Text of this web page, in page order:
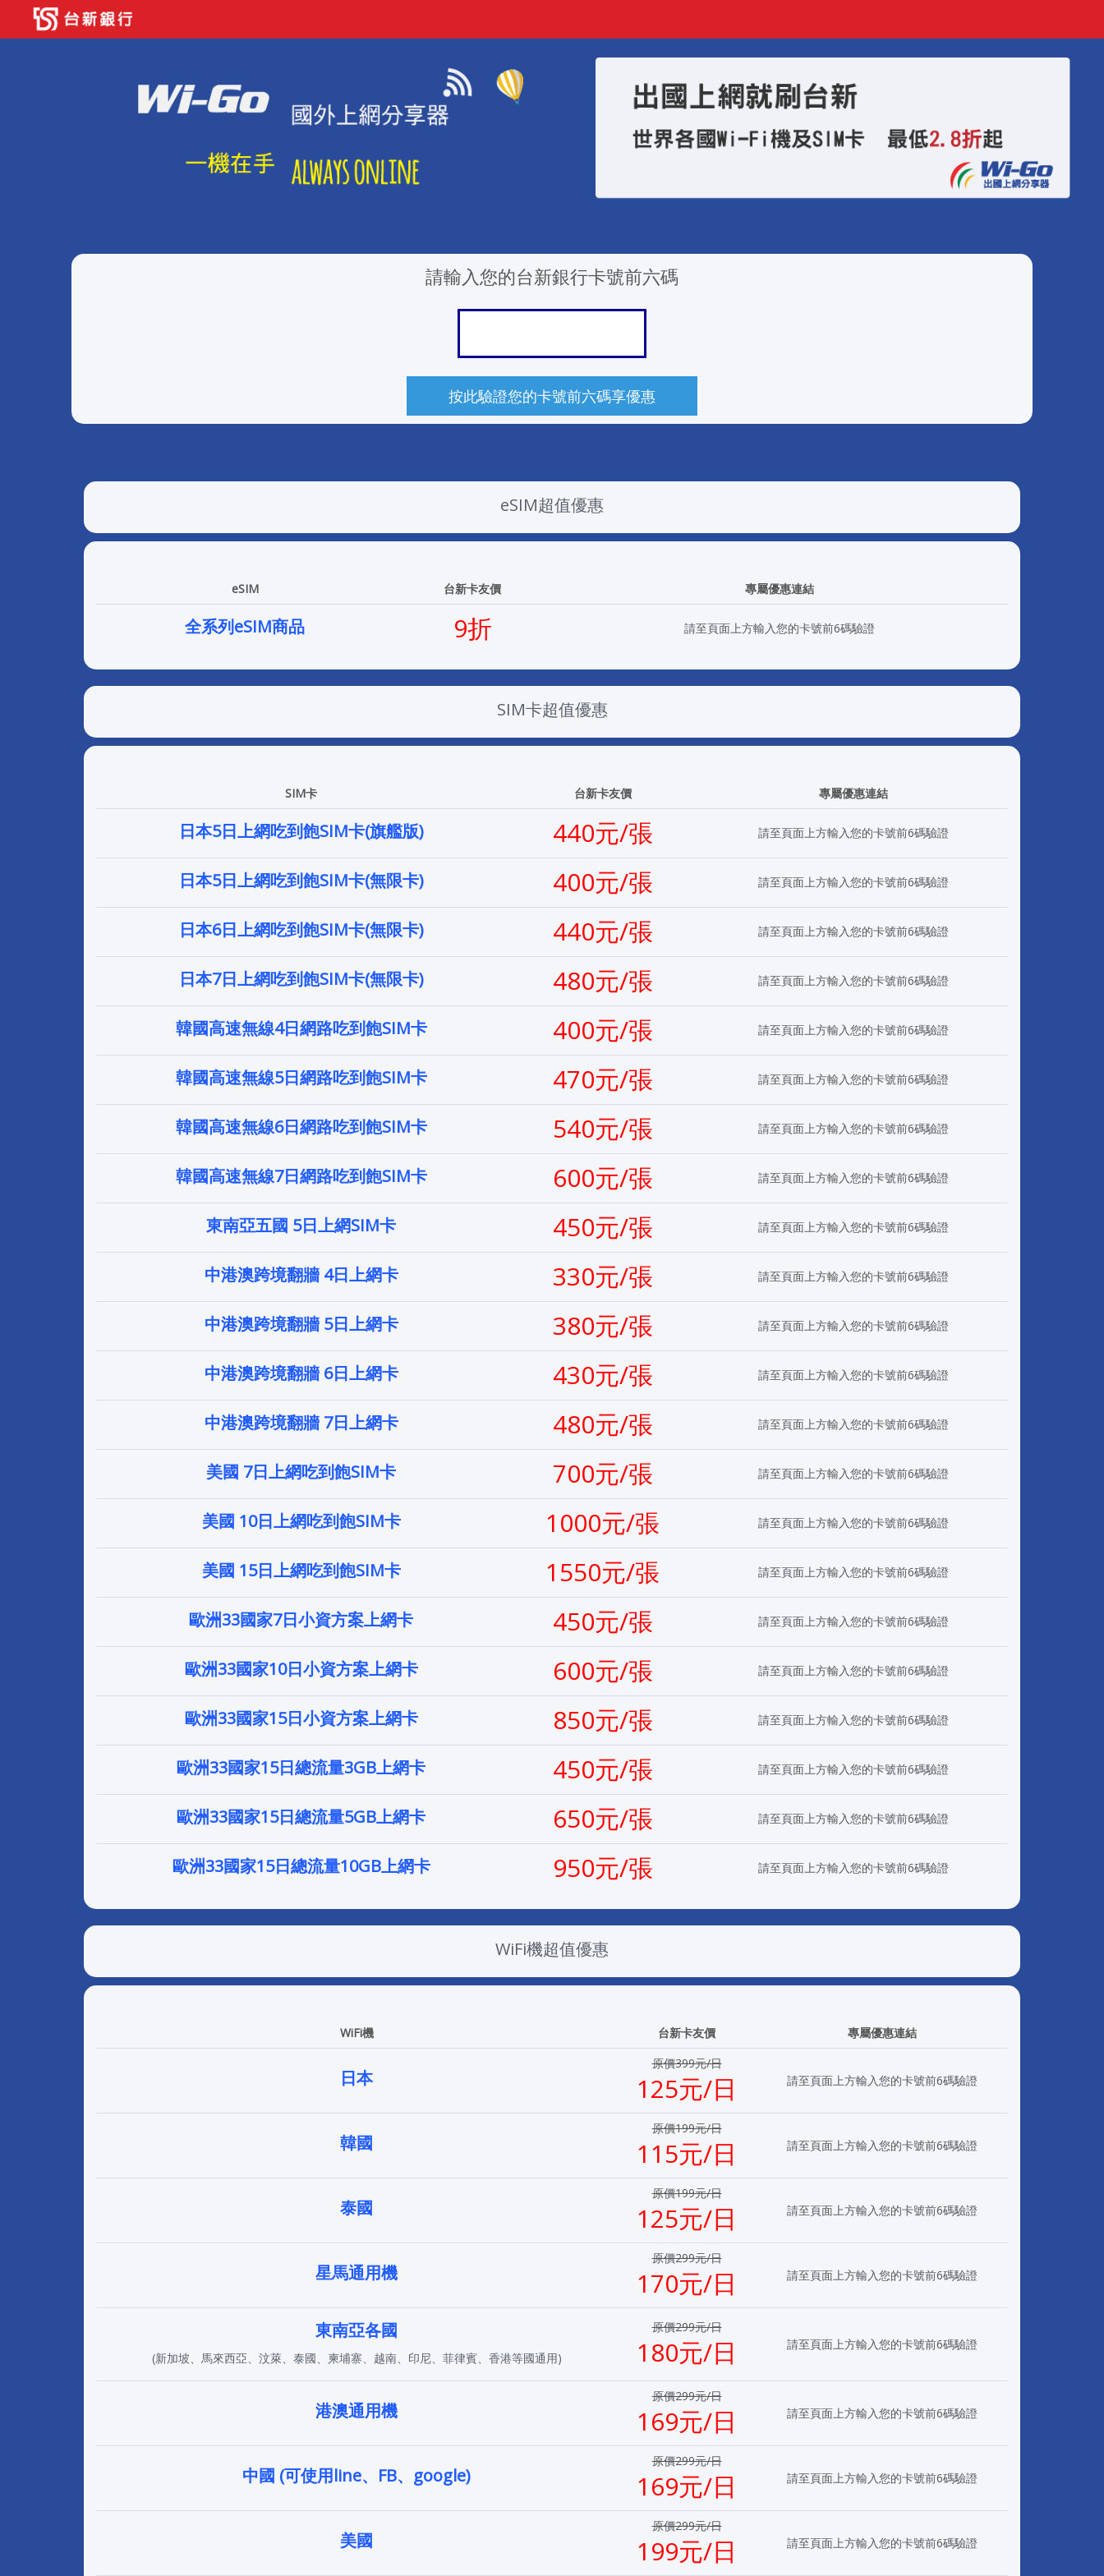
請輸入您的台新銀行卡號前六碼
按此驗證您的卡號前六碼享優惠
eSIM超值優惠
eSIM 台新卡友價 專屬優惠連結
全系列eSIM商品 9折 請至頁面上方輸入您的卡號前6碼驗證
SIM卡超值優惠
SIM卡 台新卡友價 專屬優惠連結
日本5日上網吃到飽SIM卡(旗艦版) 440元/張 請至頁面上方輸入您的卡號前6碼驗證
日本5日上網吃到飽SIM卡(無限卡) 400元/張 請至頁面上方輸入您的卡號前6碼驗證
日本6日上網吃到飽SIM卡(無限卡) 440元/張 請至頁面上方輸入您的卡號前6碼驗證
日本7日上網吃到飽SIM卡(無限卡) 480元/張 請至頁面上方輸入您的卡號前6碼驗證
韓國高速無線4日網路吃到飽SIM卡 400元/張 請至頁面上方輸入您的卡號前6碼驗證
韓國高速無線5日網路吃到飽SIM卡 470元/張 請至頁面上方輸入您的卡號前6碼驗證
韓國高速無線6日網路吃到飽SIM卡 540元/張 請至頁面上方輸入您的卡號前6碼驗證
韓國高速無線7日網路吃到飽SIM卡 600元/張 請至頁面上方輸入您的卡號前6碼驗證
東南亞五國 5日上網SIM卡 450元/張 請至頁面上方輸入您的卡號前6碼驗證
中港澳跨境翻牆 4日上網卡 330元/張 請至頁面上方輸入您的卡號前6碼驗證
中港澳跨境翻牆 5日上網卡 380元/張 請至頁面上方輸入您的卡號前6碼驗證
中港澳跨境翻牆 6日上網卡 430元/張 請至頁面上方輸入您的卡號前6碼驗證
中港澳跨境翻牆 7日上網卡 480元/張 請至頁面上方輸入您的卡號前6碼驗證
美國 7日上網吃到飽SIM卡 700元/張 請至頁面上方輸入您的卡號前6碼驗證
美國 10日上網吃到飽SIM卡 1000元/張 請至頁面上方輸入您的卡號前6碼驗證
美國 15日上網吃到飽SIM卡 1550元/張 請至頁面上方輸入您的卡號前6碼驗證
歐洲33國家7日小資方案上網卡 450元/張 請至頁面上方輸入您的卡號前6碼驗證
歐洲33國家10日小資方案上網卡 600元/張 請至頁面上方輸入您的卡號前6碼驗證
歐洲33國家15日小資方案上網卡 850元/張 請至頁面上方輸入您的卡號前6碼驗證
歐洲33國家15日總流量3GB上網卡 450元/張 請至頁面上方輸入您的卡號前6碼驗證
歐洲33國家15日總流量5GB上網卡 650元/張 請至頁面上方輸入您的卡號前6碼驗證
歐洲33國家15日總流量10GB上網卡 950元/張 請至頁面上方輸入您的卡號前6碼驗證
WiFi機超值優惠
WiFi機 台新卡友價 專屬優惠連結
日本
原價399元/日
125元/日 請至頁面上方輸入您的卡號前6碼驗證
韓國
原價199元/日
115元/日 請至頁面上方輸入您的卡號前6碼驗證
泰國
原價199元/日
125元/日 請至頁面上方輸入您的卡號前6碼驗證
星馬通用機
原價299元/日
170元/日 請至頁面上方輸入您的卡號前6碼驗證
東南亞各國
(新加坡、馬來西亞、汶萊、泰國、柬埔寨、越南、印尼、菲律賓、香港等國通用)
原價299元/日
180元/日 請至頁面上方輸入您的卡號前6碼驗證
港澳通用機
原價299元/日
169元/日 請至頁面上方輸入您的卡號前6碼驗證
中國 (可使用line、FB、google)
原價299元/日
169元/日 請至頁面上方輸入您的卡號前6碼驗證
美國
原價299元/日
199元/日 請至頁面上方輸入您的卡號前6碼驗證